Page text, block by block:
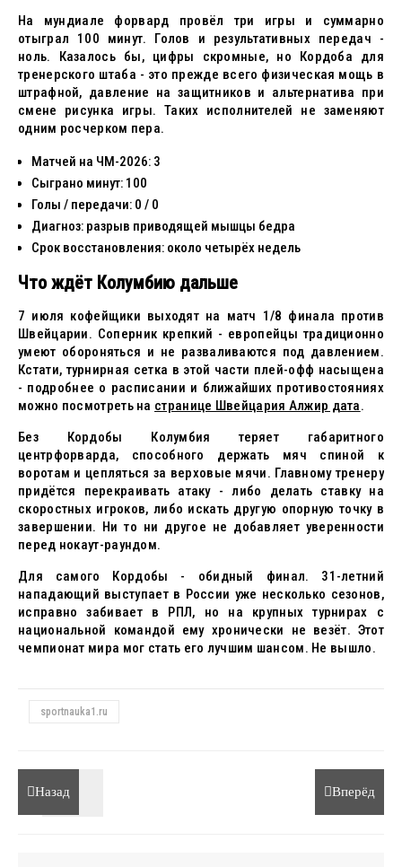
На мундиале форвард провёл три игры и суммарно
отыграл 100 минут. Голов и результативных передач -
ноль. Казалось бы, цифры скромные, но Кордоба для
тренерского штаба - это прежде всего физическая мощь в
штрафной, давление на защитников и альтернатива при
смене рисунка игры. Таких исполнителей не заменяют
одним росчерком пера.
Матчей на ЧМ-2026: 3
Сыграно минут: 100
Голы / передачи: 0 / 0
Диагноз: разрыв приводящей мышцы бедра
Срок восстановления: около четырёх недель
Что ждёт Колумбию дальше
7 июля кофейщики выходят на матч 1/8 финала против
Швейцарии. Соперник крепкий - европейцы традиционно
умеют обороняться и не разваливаются под давлением.
Кстати, турнирная сетка в этой части плей-офф насыщена
- подробнее о расписании и ближайших противостояниях
можно посмотреть на странице Швейцария Алжир дата.
Без Кордобы Колумбия теряет габаритного
центрфорварда, способного держать мяч спиной к
воротам и цепляться за верховые мячи. Главному тренеру
придётся перекраивать атаку - либо делать ставку на
скоростных игроков, либо искать другую опорную точку в
завершении. Ни то ни другое не добавляет уверенности
перед нокаут-раундом.
Для самого Кордобы - обидный финал. 31-летний
нападающий выступает в России уже несколько сезонов,
исправно забивает в РПЛ, но на крупных турнирах с
национальной командой ему хронически не везёт. Этот
чемпионат мира мог стать его лучшим шансом. Не вышло.
sportnauka1.ru
Назад Вперёд